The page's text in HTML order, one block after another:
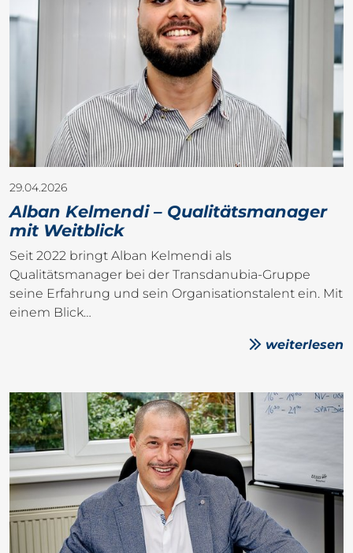
29.04.2026
Alban Kelmendi – Qualitätsmanager
mit Weitblick
Seit 2022 bringt Alban Kelmendi als
Qualitätsmanager bei der Transdanubia-Gruppe
seine Erfahrung und sein Organisationstalent ein. Mit
einem Blick…
weiterlesen